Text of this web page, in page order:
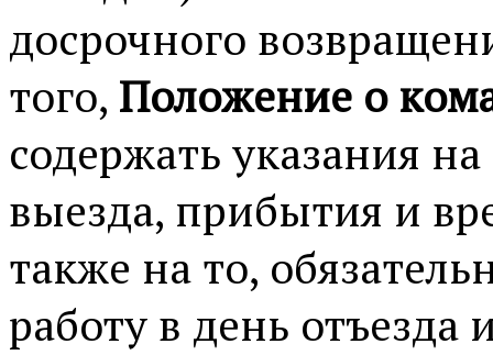
досрочного
того, Положение о
содержать указания
выезда, прибытия и
также на то,
работу в день отъезда